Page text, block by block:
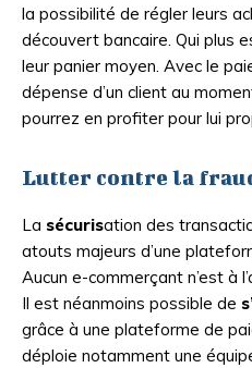
la possibilité de régler leurs
découvert bancaire. Qui plus
leur panier moyen. Avec le
dépense d’un client au
pourrez en profiter pour lui
Lutter contre la
La sécurisation des
atouts majeurs d’une
Aucun e-commerçant n’est à
Il est néanmoins possible de
grâce à une plateforme de
déploie notamment une